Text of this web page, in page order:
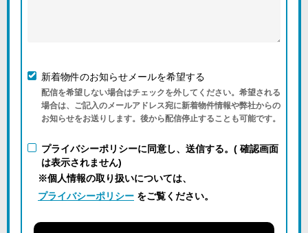
新着物件のお知らせメールを希望する
配信を希望しない場合はチェックを外してください。希望される
場合は、ご記入のメールアドレス宛に新着物件情報や弊社からの
お知らせをお送りします。後から配信停止することも可能です。
プライバシーポリシーに同意し、送信する。( 確認画面
は表示されません)
※個人情報の取り扱いについては、
プライバシーポリシー をご覧ください。